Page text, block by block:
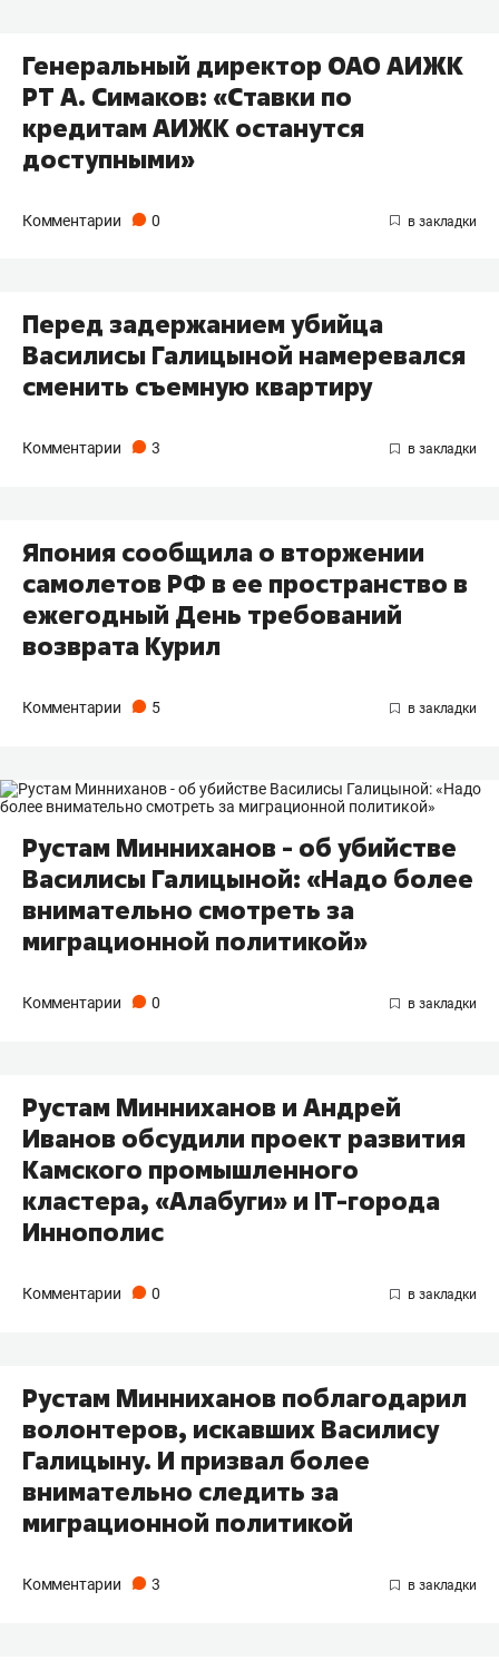
Генеральный директор ОАО АИЖК
РТ А. Симаков: «Ставки по
кредитам АИЖК останутся
доступными»
Комментарии 0
Перед задержанием убийца
Василисы Галицыной намеревался
сменить съемную квартиру
Комментарии 3
Япония сообщила о вторжении
самолетов РФ в ее пространство в
ежегодный День требований
возврата Курил
Комментарии 5
Рустам Минниханов - об убийстве
Василисы Галицыной: «Надо более
внимательно смотреть за
миграционной политикой»
Комментарии 0
Рустам Минниханов и Андрей
Иванов обсудили проект развития
Камского промышленного
кластера, «Алабуги» и IT-города
Иннополис
Комментарии 0
Рустам Минниханов поблагодарил
волонтеров, искавших Василису
Галицыну. И призвал более
внимательно следить за
миграционной политикой
Комментарии 3